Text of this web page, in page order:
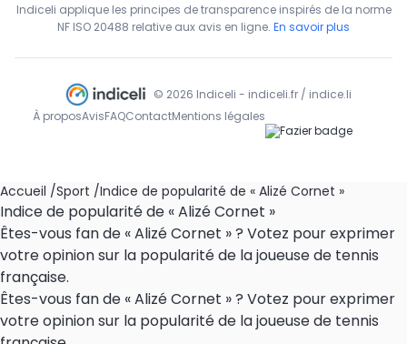
Indiceli applique les principes de transparence inspirés de la norme
NF ISO 20488 relative aux avis en ligne. En savoir plus
© 2026 Indiceli - indiceli.fr / indice.li
À proposAvisFAQContactMentions légales
Accueil /Sport /Indice de popularité de « Alizé Cornet »
Indice de popularité de « Alizé Cornet »
Êtes-vous fan de « Alizé Cornet » ? Votez pour exprimer
votre opinion sur la popularité de la joueuse de tennis
française.
Êtes-vous fan de « Alizé Cornet » ? Votez pour exprimer
votre opinion sur la popularité de la joueuse de tennis